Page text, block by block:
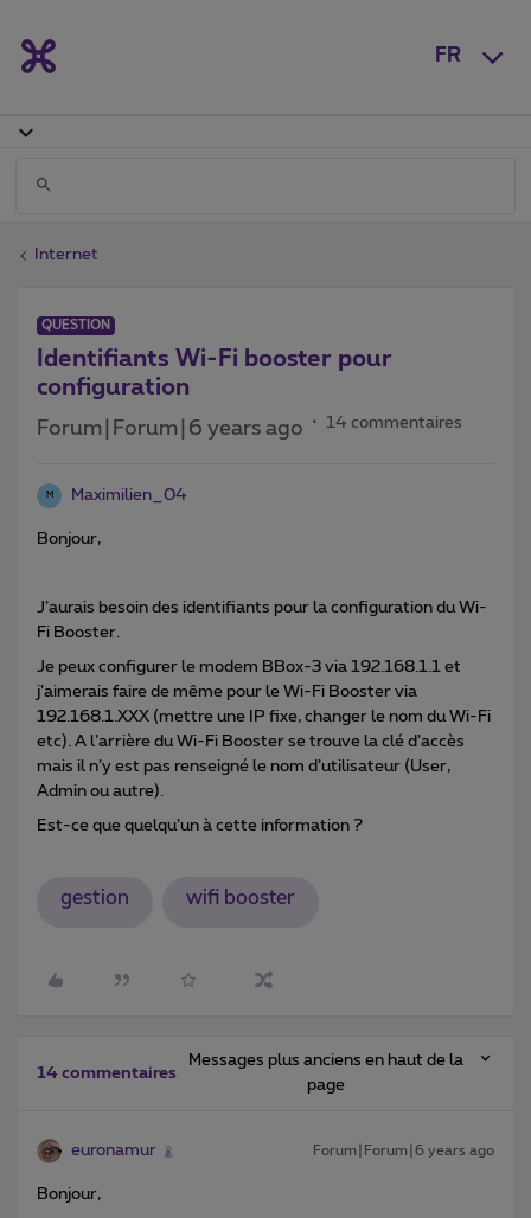
FR
Internet
QUESTION
Identifiants Wi-Fi booster pour
configuration
Forum|Forum|6 years ago 14 commentaires
M Maximilien_04
Bonjour,
J’aurais besoin des identifiants pour la configuration du Wi-
Fi Booster.
Je peux configurer le modem BBox-3 via 192.168.1.1 et
j’aimerais faire de même pour le Wi-Fi Booster via
192.168.1.XXX (mettre une IP fixe, changer le nom du Wi-Fi
etc). A l’arrière du Wi-Fi Booster se trouve la clé d’accès
mais il n’y est pas renseigné le nom d’utilisateur (User,
Admin ou autre).
Est-ce que quelqu’un à cette information ?
gestion wifi booster
14 commentaires
Messages plus anciens en haut de la
page
euronamur Forum|Forum|6 years ago
Bonjour,